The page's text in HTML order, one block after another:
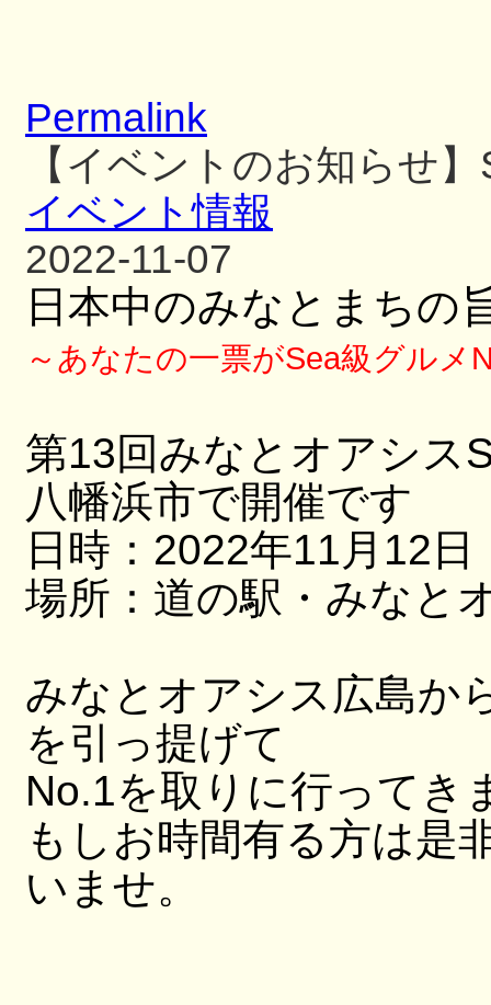
Permalink
【イベントのお知らせ
イベント情報
2022-11-07
日本中のみなとまちの
～あなたの一票がSea級グルメ
第13回みなとオアシス
八幡浜市で開催です
日時：2022年11月12
場所：道の駅・みなと
みなとオアシス広島か
を引っ提げて
No.1を取りに行ってき
もしお時間有る方は是
いませ。